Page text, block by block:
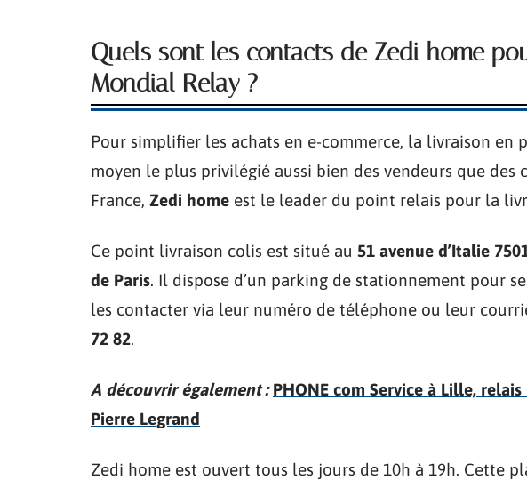
Quels sont les contacts de Zedi home
Mondial Relay ?
Pour simplifier les achats en e-commerce, la livraison en
moyen le plus privilégié aussi bien des vendeurs que des
France, Zedi home est le leader du point relais pour la
Ce point livraison colis est situé au 51 avenue d’Italie
de Paris. Il dispose d’un parking de stationnement pour
les contacter via leur numéro de téléphone ou leur
72 82.
A découvrir également : PHONE com Service à Lille,
Pierre Legrand
Zedi home est ouvert tous les jours de 10h à 19h. Cette